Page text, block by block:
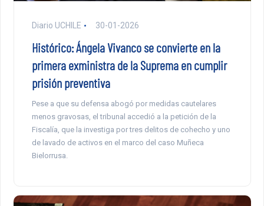
Diario UCHILE 30-01-2026
Histórico: Ángela Vivanco se convierte en la
primera exministra de la Suprema en cumplir
prisión preventiva
Pese a que su defensa abogó por medidas cautelares
menos gravosas, el tribunal accedió a la petición de la
Fiscalía, que la investiga por tres delitos de cohecho y uno
de lavado de activos en el marco del caso Muñeca
Bielorrusa.